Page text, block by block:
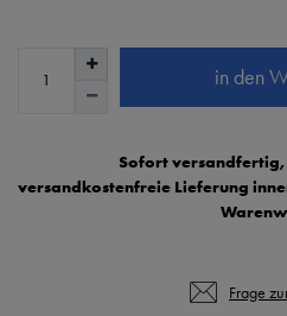
in den
Sofort versandfertig,
versandkostenfreie Lieferung
Frage